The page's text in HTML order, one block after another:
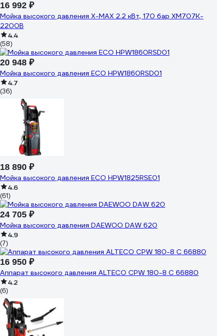
16 992 ₽
Мойка высокого давления X-MAX 2.2 кВт, 170 бар XM707K-
2200B
4.4
(58)
20 948 ₽
Мойка высокого давления ECO HPW1860RSD01
4.7
(36)
18 890 ₽
Мойка высокого давления ECO HPW1825RSE01
4.6
(61)
24 705 ₽
Мойка высокого давления DAEWOO DAW 620
4.9
(7)
16 950 ₽
Аппарат высокого давления ALTECO CPW 180-8 C 66880
4.2
(6)